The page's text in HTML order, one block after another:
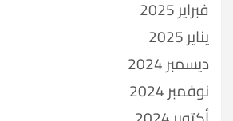
فبراير 2025
يناير 2025
ديسمبر 2024
نوفمبر 2024